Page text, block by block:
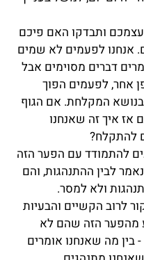
עצמכם ותבדקו האם פיכם
אנחנו לפעמים לא שמים
דברים מסוימים אבל
אחר, לפעמים הפוך
המקלחת. אם הגוף
איך זה שאנחנו
להתקלח?
להתמודד עם הפער הזה
לבין ההתנהגות, והם
ולא למסר.
לרוב הקשיים והבעיות
מהפער הזה שהם לא
בין מה שאנחנו אומרים